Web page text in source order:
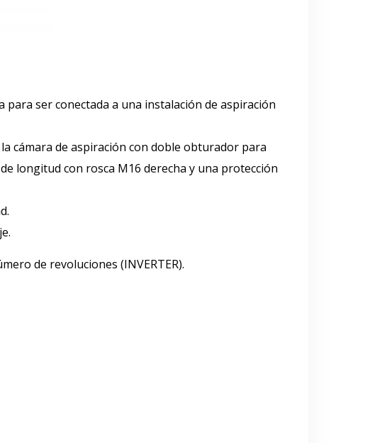
ser conectada a una instalación de aspiración
cámara de aspiración con doble obturador para
longitud con rosca M16 derecha y una protección
de revoluciones (INVERTER).